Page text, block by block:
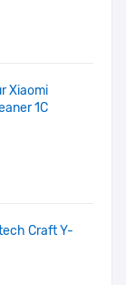
Xiaomi
1C
Craft Y-